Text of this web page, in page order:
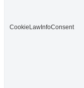
CookieLawInfoConsent